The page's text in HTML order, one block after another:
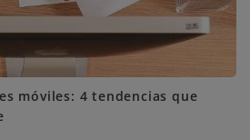
móviles: 4 tendencias que